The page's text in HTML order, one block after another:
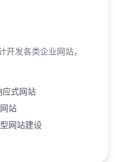
发各类企业网站，
应式网站
站
网站建设